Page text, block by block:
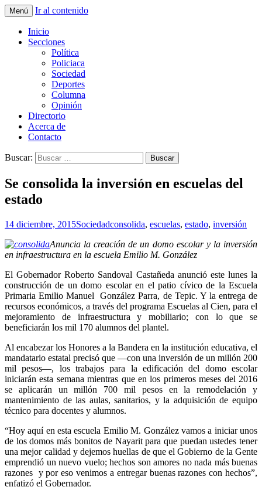
La Yunta de Tepic
Menú Ir al contenido
Inicio
Secciones
Política
Policiaca
Sociedad
Deportes
Columna
Opinión
Directorio
Acerca de
Contacto
Buscar:
Se consolida la inversión en escuelas del
estado
14 diciembre, 2015Sociedadconsolida, escuelas, estado, inversión
Anuncia la creación de un domo escolar y la inversión
en infraestructura en la escuela Emilio M. González
El Gobernador Roberto Sandoval Castañeda anunció este lunes la
construcción de un domo escolar en el patio cívico de la Escuela
Primaria Emilio Manuel González Parra, de Tepic. Y la entrega de
recursos económicos, a través del programa Escuelas al Cien, para el
mejoramiento de infraestructura y mobiliario; con lo que se
beneficiarán los mil 170 alumnos del plantel.
Al encabezar los Honores a la Bandera en la institución educativa, el
mandatario estatal precisó que —con una inversión de un millón 200
mil pesos—, los trabajos para la edificación del domo escolar
iniciarán esta semana mientras que en los primeros meses del 2016
se aplicarán un millón 700 mil pesos en la remodelación y
mantenimiento de las aulas, sanitarios, y la adquisición de equipo
técnico para docentes y alumnos.
“Hoy aquí en esta escuela Emilio M. González vamos a iniciar unos
de los domos más bonitos de Nayarit para que puedan ustedes tener
una mejor calidad y dejemos huellas de que el Gobierno de la Gente
emprendió un nuevo vuelo; hechos son amores no nada más buenas
razones y por eso venimos a entregar buenas razones con hechos”,
enfatizó el Gobernador.